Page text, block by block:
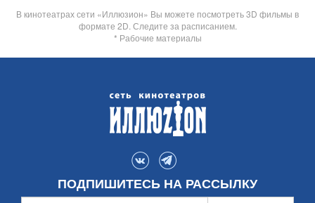
В кинотеатрах сети «Иллюзион» Вы можете посмотреть 3D фильмы в
формате 2D. Следите за расписанием.
* Рабочие материалы
ПОДПИШИТЕСЬ НА РАССЫЛКУ